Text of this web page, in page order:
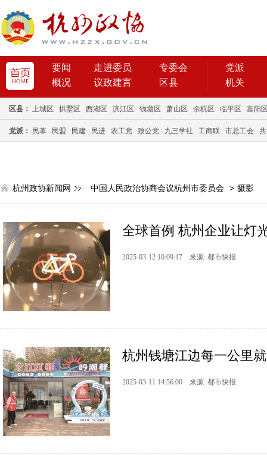
要闻 走进委员
专委会
概况
议政建言 区县
党派
机关
区县： 上城区 拱墅区 西湖区 滨江区 钱塘区 萧山区 余杭区 临平区 富阳
党派： 民革 民盟 民建 民进 农工党 致公党 九三学社 工商联 市总工会
杭州政协新闻网 中国人民政治协商会议杭州市委员会 > 摄影
全球首例 杭州企业让灯
2025-03-12 10:09:17 来源: 都市快报
杭州钱塘江边每一公里
2025-03-11 14:56:00 来源: 都市快报